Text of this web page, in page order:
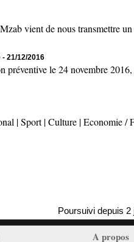
vient de nous transmettre un
- 21/12/2016
le 24 novembre
|Sport |Culture |Economie /
Poursuivi depuis 2
A propos